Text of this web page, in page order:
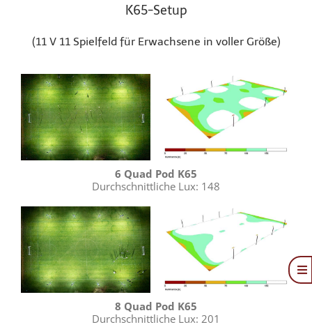
K65-Setup
(11 V 11 Spielfeld für Erwachsene in voller Größe)
6 Quad Pod K65
Durchschnittliche Lux: 148
8 Quad Pod K65
Durchschnittliche Lux: 201